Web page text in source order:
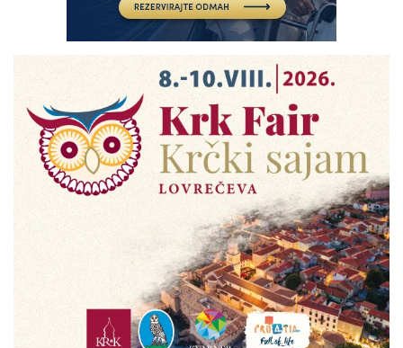
USRED TOPLINSKOG VALA
Riječane sve češće muči ovaj
problem: Ordinacije su pune!
Liječnik dao savjet, a na muci su
i lajavci u riječkom Azilu
Rijeka i PGŽ
SPAŠAVALI IH ISPOD RUŠEVINA
Drama na Pećinama: Urušio se
balkon, stradala dva
maloljetnika. Vatrogasci ih
izvukli iz ruševina
Crna kronika
LIJEPO, LJEPŠE... RIJEKA!
FOTO | KLIKOM PO RIJECI
Korzom prošetali kršni riječki